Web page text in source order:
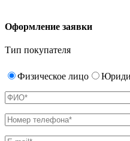
Оформление заявки
Тип покупателя
Физическое лицо